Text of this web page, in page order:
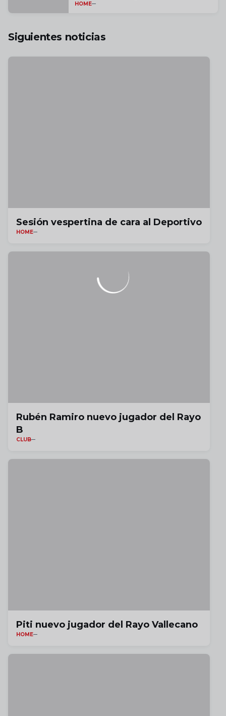
por estas tres temporadas" |
HOME
Siguientes noticias
Sesión vespertina de cara al Deportivo
HOME
Rubén Ramiro nuevo jugador del Rayo
B
CLUB
Piti nuevo jugador del Rayo Vallecano
HOME